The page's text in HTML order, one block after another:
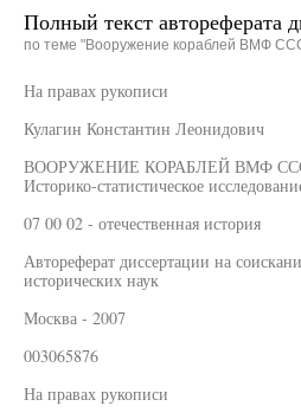
Полный текст автореферата
по теме "Вооружение кораблей ВМФ
На правах рукописи
Кулагин Константин Леонидович
ВООРУЖЕНИЕ КОРАБЛЕЙ ВМФ СССР
Историко-статистическое
07 00 02 - отечественная история
Автореферат диссертации на
исторических наук
Москва - 2007
003065876
На правах рукописи